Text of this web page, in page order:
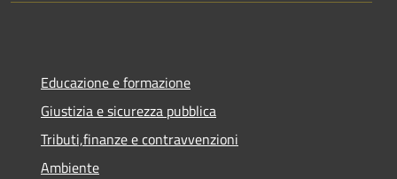
Educazione e formazione
Giustizia e sicurezza pubblica
Tributi,finanze e contravvenzioni
Ambiente